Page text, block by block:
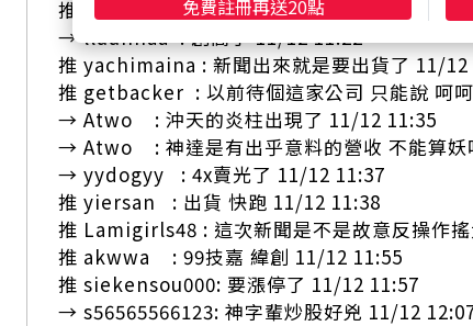
推 s11qs4 : 舒服 出清了 11/12 11:18
→ lluunnaa : 創高了 11/12 11:22
推 yachimaina : 新聞出來就是要出貨了 11/12
推 getbacker : 以前待個這家公司 只能說 呵
→ Atwo : 沖天的炎柱出現了 11/12 11:35
→ Atwo : 神達是有出乎意料的營收 不能算妖
→ yydogyy : 4x賣光了 11/12 11:37
推 yiersan : 出貨 快跑 11/12 11:38
推 Lamigirls48 : 這次新聞是不是故意反操作
推 akwwa : 99技嘉 緯創 11/12 11:55
推 siekensou000: 要漲停了 11/12 11:57
→ s56565566123: 神字輩炒股好兇 11/12
免費註冊再送20點